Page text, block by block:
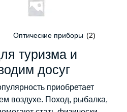
Оптические приборы (2)
туризма и
досуг
приобретает
воздухе. Поход, рыбалка,